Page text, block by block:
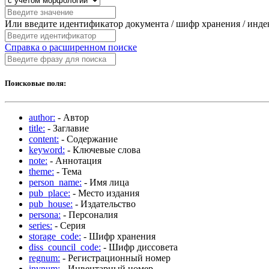
Или введите идентификатор документа / шифр хранения /
Справка о расширенном поиске
Поисковые поля:
author: - Автор
title: - Заглавие
content: - Содержание
keyword: - Ключевые слова
note: - Аннотация
theme: - Тема
person_name: - Имя лица
pub_place: - Место издания
pub_house: - Издательство
persona: - Персоналия
series: - Серия
storage_code: - Шифр хранения
diss_council_code: - Шифр диссовета
regnum: - Регистрационный номер